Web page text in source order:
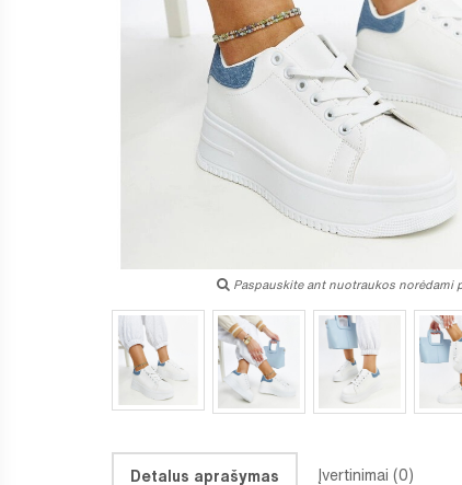
Paspauskite ant nuotraukos norėdami
Detalus aprašymas Įvertinimai (0)